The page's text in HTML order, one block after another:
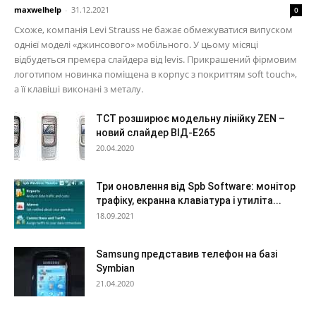
maxwelhelp - 31.12.2021 0
Схоже, компанія Levi Strauss не бажає обмежуватися випуском
однієї моделі «джинсового» мобільного. У цьому місяці
відбудеться премєра слайдера від levis. Прикрашений фірмовим
логотипом новинка поміщена в корпус з покриттям soft touch»,
а її клавіші виконані з металу.
TCT розширює модельну лінійку ZEN –
новий слайдер ВІД-Е265
20.04.2020
Три оновлення від Spb Software: монітор
трафіку, екранна клавіатура і утиліта...
18.09.2021
Samsung представив телефон на базі
Symbian
21.04.2020